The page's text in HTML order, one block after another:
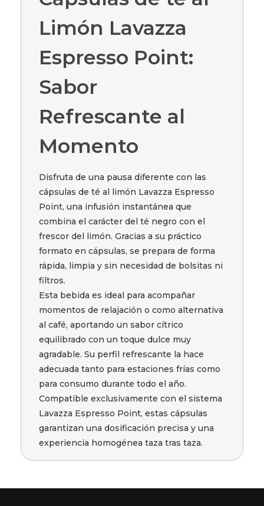
Limón Lavazza
Espresso Point:
Sabor
Refrescante al
Momento
Disfruta de una pausa diferente con las
cápsulas de té al limón Lavazza Espresso
Point, una infusión instantánea que
combina el carácter del té negro con el
frescor del limón. Gracias a su práctico
formato en cápsulas, se prepara de forma
rápida, limpia y sin necesidad de bolsitas ni
filtros.
Esta bebida es ideal para acompañar
momentos de relajación o como alternativa
al café, aportando un sabor cítrico
equilibrado con un toque dulce muy
agradable. Su perfil refrescante la hace
adecuada tanto para estaciones frías como
para consumo durante todo el año.
Compatible exclusivamente con el sistema
Lavazza Espresso Point, estas cápsulas
garantizan una dosificación precisa y una
experiencia homogénea taza tras taza.